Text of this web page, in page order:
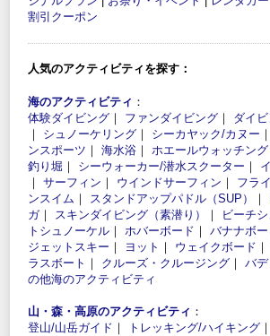
割引クーポン
人気のアクティビティを探す：
海のアクティビティ ：
体験ダイビング ｜ ファンダイビング ｜ ダイ
｜ シュノーケリング ｜ シーカヤック/カヌー ｜
ンスポーツ ｜ 海水浴 ｜ ホエールウォッチング
釣り堀 ｜ シーウォーカー/潜水スクーター ｜
｜ サーフィン ｜ ウインドサーフィン ｜ フラ
ンスイム ｜ スタンドアップパドル（SUP） ｜
ガ｜ スキンダイビング（素潜り） ｜ ビーチ
トシュノーケル ｜ ホバーボード ｜ バナナボ
ジェットスキー ｜ ヨット ｜ ウェイクボード ｜
ラスボート ｜ クルーズ・クルージング ｜ バ
の他海のアクティビティ
山・森・高原のアクティビティ ：
登山/山岳ガイド ｜ トレッキング/ハイキング ｜